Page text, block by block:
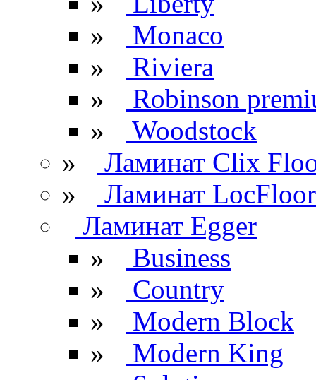
»
Monaco
»
Riviera
»
Robinson
»
Woodstock
»
Ламинат Clix
»
Ламинат LocFloor
Ламинат Egger
»
Business
»
Country
»
Modern Block
»
Modern King